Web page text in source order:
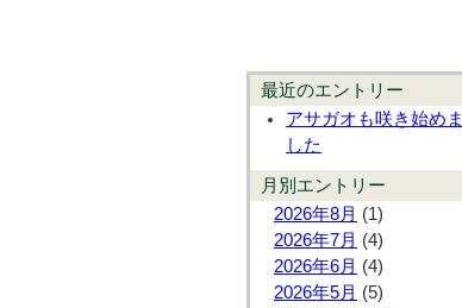
最近のエントリー
アサガオも咲き始めま
した
月別エントリー
2026年8月 (1)
2026年7月 (4)
2026年6月 (4)
2026年5月 (5)